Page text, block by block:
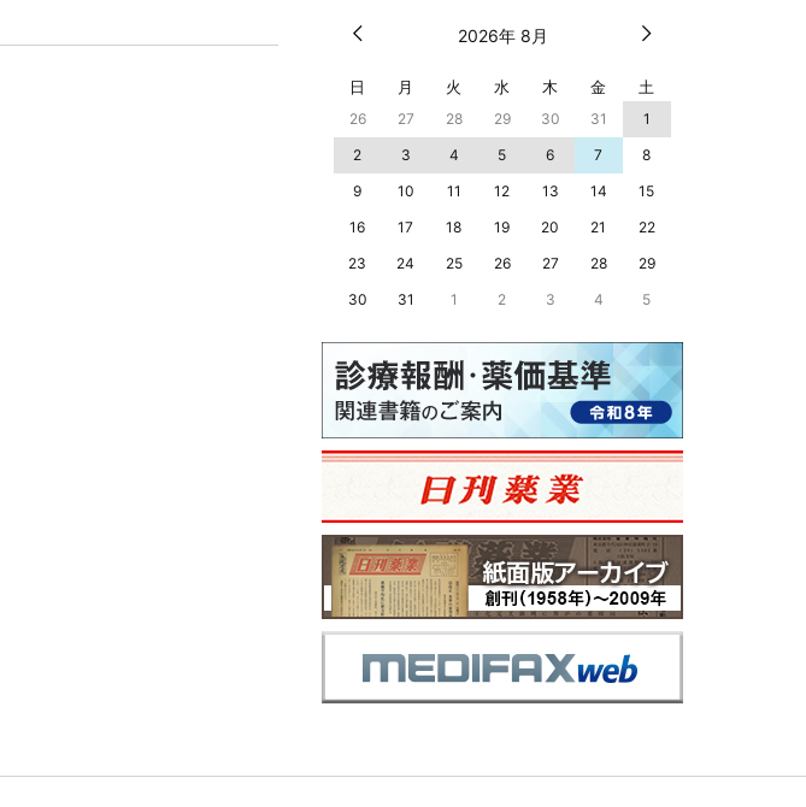
2026年 8月
日 月 火 水 木 金 土
26 27 28 29 30 31
1
2
3 4 5 6 7
8
9
10 11 12 13 14
15
16
17 18 19 20 21
22
23
24 25 26 27 28
29
30
31 1 2 3 4 5